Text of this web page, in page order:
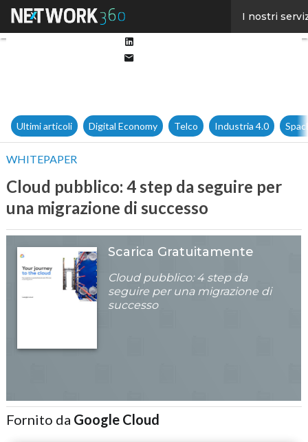
I nostri
Ultimi articoli Digital Economy Telco Industria 4.0
WHITEPAPER
Cloud pubblico: 4 step da seguire per
una migrazione di successo
Scarica Gratuitamente
Cloud pubblico: 4 step da
seguire per una migrazione di
successo
Fornito da Google Cloud